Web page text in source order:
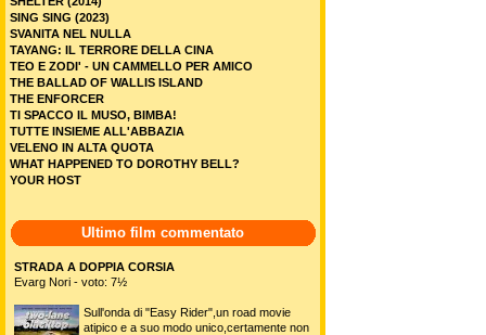
SING SING (2023)
SVANITA NEL NULLA
TAYANG: IL TERRORE DELLA CINA
TEO E ZODI' - UN CAMMELLO PER AMICO
THE BALLAD OF WALLIS ISLAND
THE ENFORCER
TI SPACCO IL MUSO, BIMBA!
TUTTE INSIEME ALL'ABBAZIA
VELENO IN ALTA QUOTA
WHAT HAPPENED TO DOROTHY BELL?
YOUR HOST
Ultimo film commentato
STRADA A DOPPIA CORSIA
Evarg Nori - voto: 7½
Sull'onda di "Easy Rider",un road movie
atipico e a suo modo unico,certamente non